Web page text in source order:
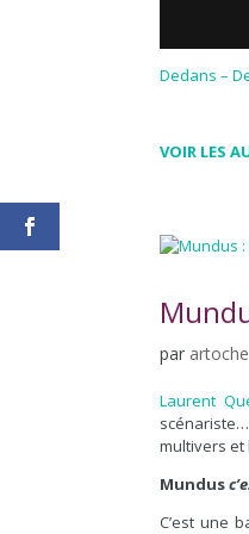
Dedans –
VOIR LES
par artoche
Laurent
multivers et
Mundus
C’est une